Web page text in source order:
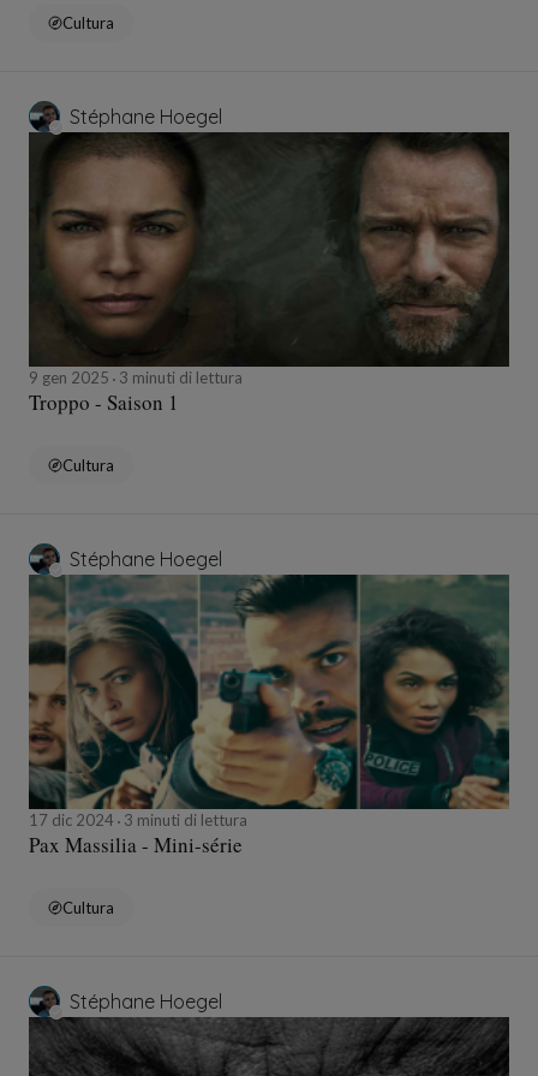
Cultura
Stéphane Hoegel
9 gen 2025 3 minuti di lettura
Troppo - Saison 1
Cultura
Stéphane Hoegel
17 dic 2024 3 minuti di lettura
Pax Massilia - Mini-série
Cultura
Stéphane Hoegel